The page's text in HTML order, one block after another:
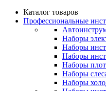
Каталог товаров
Профессиональные
Наборы
Наборы
Наборы
Наборы
Наборы
Наборы